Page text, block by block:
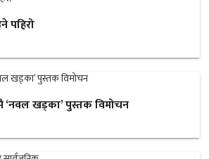
पहिरो
‘नवल खड्का’ पुस्तक विमोचन